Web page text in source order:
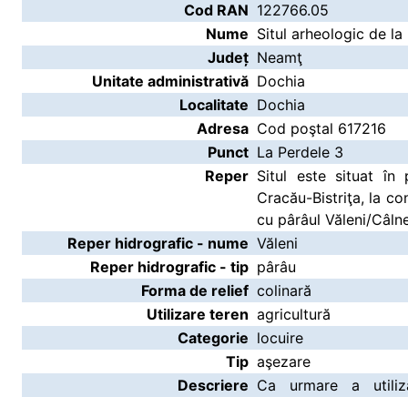
Cod RAN 122766.05
Nume Situl arheologic de
Județ Neamţ
Unitate administrativă Dochia
Localitate Dochia
Adresa Cod poştal 617216
Punct La Perdele 3
Reper Situl este situat în
Cracău-Bistriţa, la
cu pârâul Văleni/
Reper hidrografic - nume Văleni
Reper hidrografic - tip pârâu
Forma de relief colinară
Utilizare teren agricultură
Categorie locuire
Tip aşezare
Descriere Ca urmare a